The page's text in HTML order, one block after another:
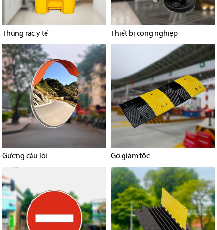
Thùng rác y tế Thiết bị công nghiệp
Gương cầu lồi Gờ giảm tốc